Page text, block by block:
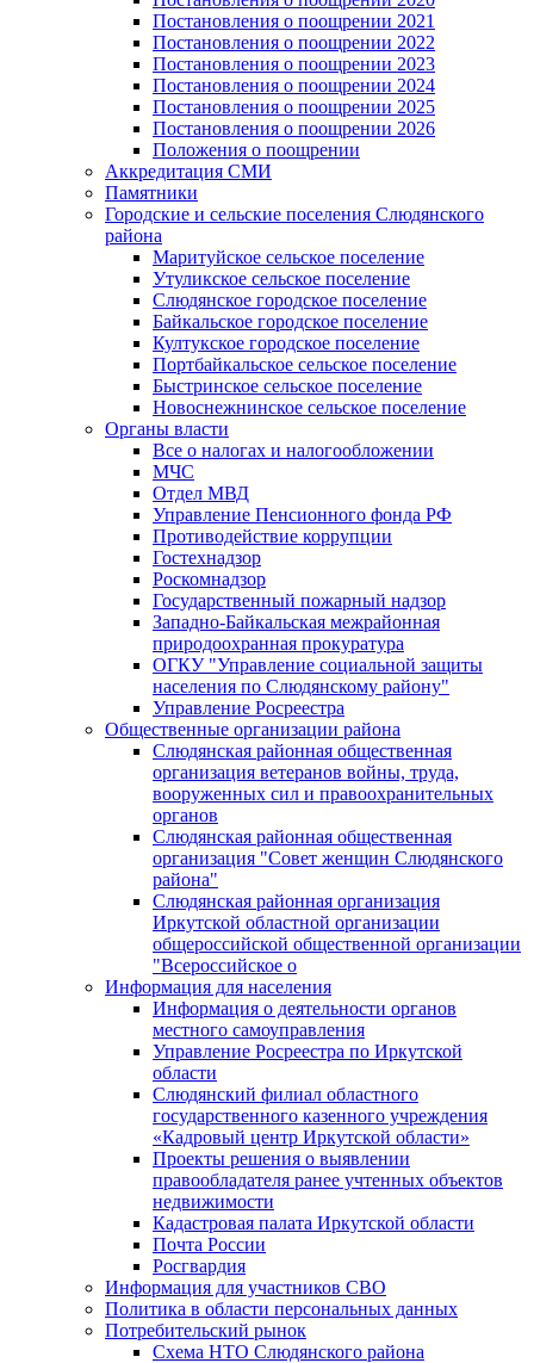
Постановления о поощрении 2021
Постановления о поощрении 2022
Постановления о поощрении 2023
Постановления о поощрении 2024
Постановления о поощрении 2025
Постановления о поощрении 2026
Положения о поощрении
Аккредитация СМИ
Памятники
Городские и сельские поселения Слюдянского
района
Маритуйское сельское поселение
Утуликское сельское поселение
Слюдянское городское поселение
Байкальское городское поселение
Култукское городское поселение
Портбайкальское сельское поселение
Быстринское сельское поселение
Новоснежнинское сельское поселение
Органы власти
Все о налогах и налогообложении
МЧС
Отдел МВД
Управление Пенсионного фонда РФ
Противодействие коррупции
Гостехнадзор
Роскомнадзор
Государственный пожарный надзор
Западно-Байкальская межрайонная
природоохранная прокуратура
ОГКУ "Управление социальной защиты
населения по Слюдянскому району"
Управление Росреестра
Общественные организации района
Слюдянская районная общественная
организация ветеранов войны, труда,
вооруженных сил и правоохранительных
органов
Слюдянская районная общественная
организация "Совет женщин Слюдянского
района"
Слюдянская районная организация
Иркутской областной организации
общероссийской общественной организации
"Всероссийское о
Информация для населения
Информация о деятельности органов
местного самоуправления
Управление Росреестра по Иркутской
области
Слюдянский филиал областного
государственного казенного учреждения
«Кадровый центр Иркутской области»
Проекты решения о выявлении
правообладателя ранее учтенных объектов
недвижимости
Кадастровая палата Иркутской области
Почта России
Росгвардия
Информация для участников СВО
Политика в области персональных данных
Потребительский рынок
Схема НТО Слюдянского района